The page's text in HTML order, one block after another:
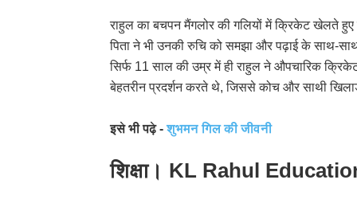
राहुल का बचपन मैंगलोर की गलियों में क्रिकेट खेलते
पिता ने भी उनकी रुचि को समझा और पढ़ाई के साथ-
सिर्फ 11 साल की उम्र में ही राहुल ने औपचारिक
बेहतरीन प्रदर्शन करते थे, जिससे कोच और साथी
इसे भी पढ़े -शुभमन गिल की जीवनी
शिक्षा। KL Rahul